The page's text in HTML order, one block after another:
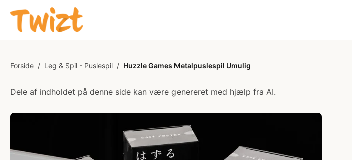
Forside / Leg & Spil - Puslespil / Huzzle Games Metalpuslespil Umulig
Dele af indholdet på denne side kan være genereret med hjælp fra AI.